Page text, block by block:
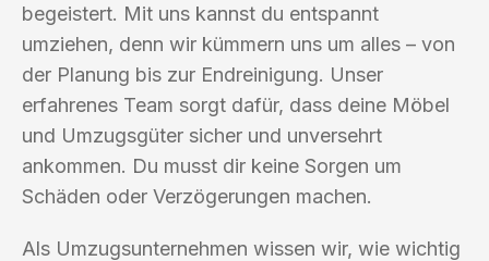
begeistert. Mit uns kannst du entspannt
umziehen, denn wir kümmern uns um alles – von
der Planung bis zur Endreinigung. Unser
erfahrenes Team sorgt dafür, dass deine Möbel
und Umzugsgüter sicher und unversehrt
ankommen. Du musst dir keine Sorgen um
Schäden oder Verzögerungen machen.
Als Umzugsunternehmen wissen wir, wie wichtig